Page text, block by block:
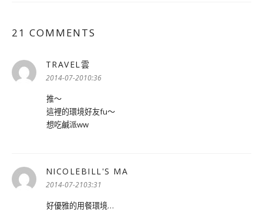
21 COMMENTS
TRAVEL雲
示:
2014-07-2010:36
推～
這裡的環境好友fu～
想吃鹹派ww
NICOLEBILL'S MA
2014-07-2103:31
好優雅的用餐環境…